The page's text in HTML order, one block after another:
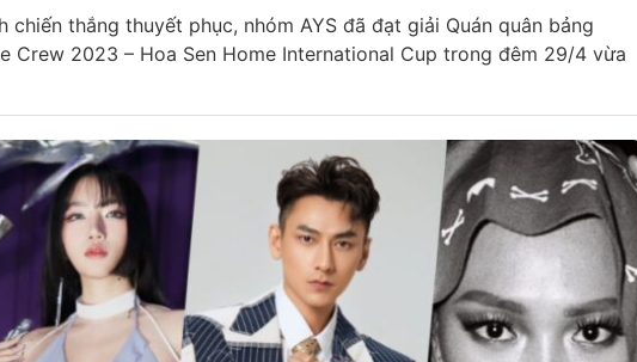
chiến thắng thuyết phục, nhóm AYS đã đạt giải Quán quân bảng
Crew 2023 – Hoa Sen Home International Cup trong đêm 29/4 vừa